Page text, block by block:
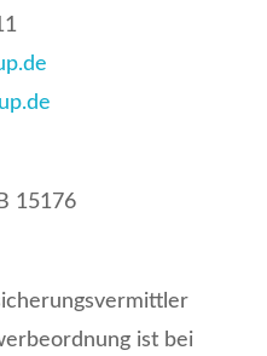
15176
ist bei